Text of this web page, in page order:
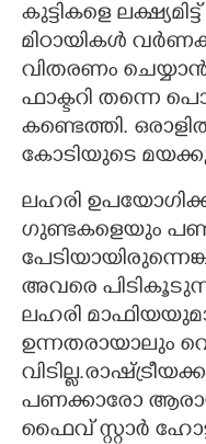
കുട്ടികളെ
മിഠായികൾ
വിതരണം
ഫാക്ടറി തന്നെ
കണ്ടെത്തി.
കോടിയുടെ
ലഹരി
ഗുണ്ടകളെയും
അവരെ
ലഹരി
ഉന്നതരായാലും
പണക്കാരോ
ഫൈവ് സ്റ്റാർ